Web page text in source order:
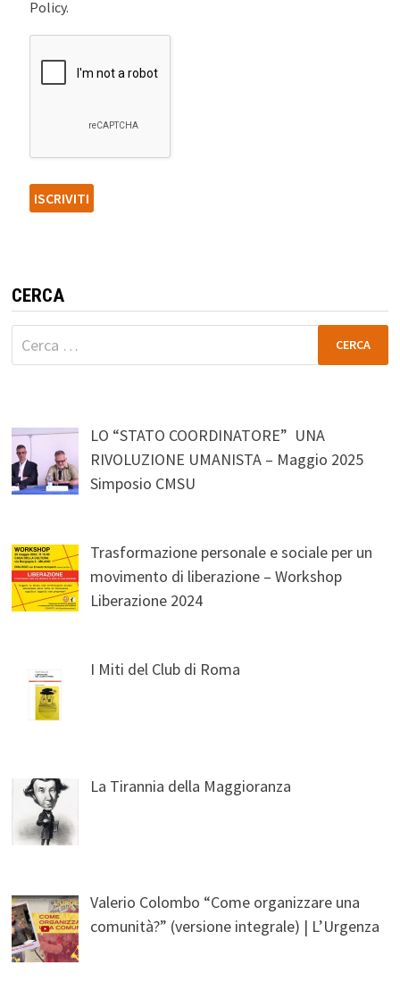
Policy.
CERCA
Ricerca
per:
LO “STATO COORDINATORE” UNA
RIVOLUZIONE UMANISTA – Maggio 2025
Simposio CMSU
Trasformazione personale e sociale per un
movimento di liberazione – Workshop
Liberazione 2024
I Miti del Club di Roma
La Tirannia della Maggioranza
Valerio Colombo “Come organizzare una
comunità?” (versione integrale) | L’Urgenza